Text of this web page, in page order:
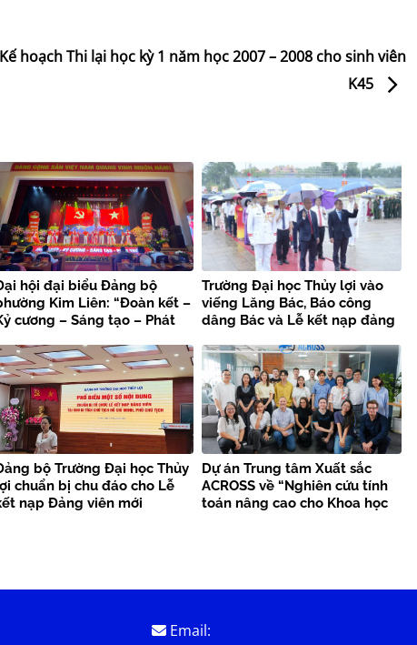
Kế hoạch Thi lại học kỳ 1 năm học 2007 – 2008 cho sinh viên
K45
hội đại biểu Đảng bộ
Kim Liên: “Đoàn kết –
cương – Sáng tạo – Phát
Trường Đại học Thủy lợi vào
viếng Lăng Bác, Báo công
dâng Bác và Lễ kết nạp đảng
kiện trọng đại
bộ Trường Đại học Thủy
chuẩn bị chu đáo cho Lễ
nạp Đảng viên mới
Dự án Trung tâm Xuất sắc
ACROSS về “Nghiên cứu tính
toán nâng cao cho Khoa học
Email: